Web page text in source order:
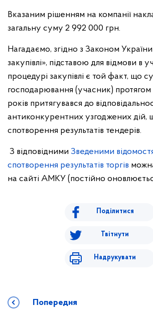
Вказаним рішенням на компанії
загальну суму 2 992 000 грн.
Нагадаємо, згідно з Законом
закупівлі», підставою для відмови в
процедурі закупівлі є той факт, що
господарювання (учасник) протягом
років притягувався до
антиконкурентних узгоджених дій,
спотворення результатів тендерів.
З відповідними Зведеними
спотворення результатів торгів
на сайті АМКУ (постійно
Поділитися
Твітнути
Надрукувати
Попередня